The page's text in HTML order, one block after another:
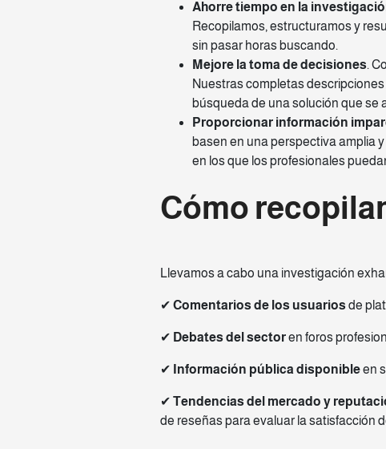
Ahorre tiempo en la
Recopilamos, estructuramos y
sin pasar horas buscando.
Mejore la toma de decisiones.
Nuestras completas
búsqueda de una solución que se
Proporcionar información
basen en una perspectiva amplia
en los que los profesionales
Cómo
Llevamos a cabo una investigación
✔ Comentarios de los usuarios de
✔ Debates del sectoren foros
✔ Información pública disponibleen
✔ Tendencias del mercado y
de reseñas para evaluar la satisfacción